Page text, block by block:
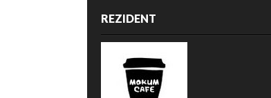
REZIDENT